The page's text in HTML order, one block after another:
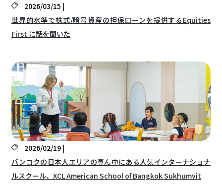
2026/03/15 |
世界的水準で株式/暗号資産の担保ローンを提供するEquities
First に話を聞いた
2026/02/19 |
バンコクの日本人エリアの真ん中にある人気インターナショナ
ルスクール、XCL American School of Bangkok Sukhumvit